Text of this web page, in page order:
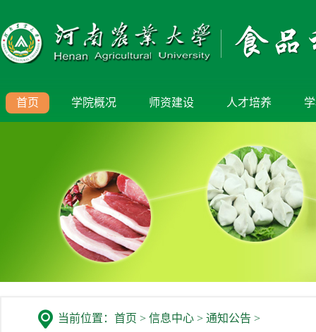
首页 学院概况 师资建设 人才培养
当前位置： 首页 > 信息中心 > 通知公告 >